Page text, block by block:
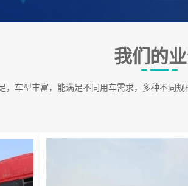
我们的
，车型丰富，能满足不同用车需求，多种不同规